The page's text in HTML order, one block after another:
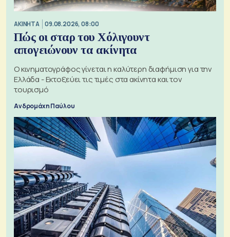
ΑΚΙΝΗΤΑ 09.08.2026, 08:00
Πώς οι σταρ του Χόλιγουντ
απογειώνουν τα ακίνητα
Ο κινηματογράφος γίνεται η καλύτερη διαφήμιση για την
Ελλάδα - Εκτοξεύει τις τιμές στα ακίνητα και τον
τουρισμό
Ανδρομάχη Παύλου